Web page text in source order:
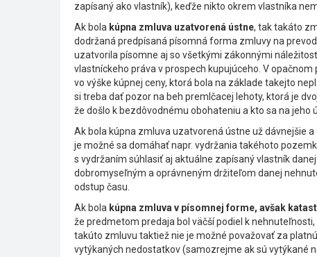
zapísaný ako vlastník), keďže nikto okrem vlastníka
Ak bola kúpna zmluva uzatvorená ústne, tak takáto
dodržaná predpísaná písomná forma zmluvy na
uzatvorila písomne aj so všetkými zákonnými
vlastníckeho práva v prospech kupujúceho. V
vo výške kúpnej ceny, ktorá bola na základe takejto
si treba dať pozor na beh premlčacej lehoty, ktorá je
že došlo k bezdôvodnému obohateniu a kto sa na jeho
Ak bola kúpna zmluva uzatvorená ústne už dávnejšie
je možné sa domáhať napr. vydržania takéhoto
s vydržaním súhlasiť aj aktuálne zapísaný vlastník
dobromyseľným a oprávneným držiteľom danej
odstup času.
Ak bola kúpna zmluva v písomnej forme, avšak
že predmetom predaja bol väčší podiel k
takúto zmluvu taktiež nie je možné považovať za
vytýkaných nedostatkov (samozrejme ak sú vytýkané